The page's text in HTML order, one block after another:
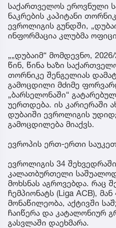
საქართველოს ეროვნული
ნაკრების კაპიტანი
ევროლიგის გუნდში,
ინფორმაცია კლუბმა
„„დუბაიმ“ მომდევნო,
წინ, წინა ხაზი
თორნიკე შენგელიას
გამოცდილი მძიმე
„ბარსელონაში“
უერთდება. ის კარიერაში
დუბაიში ევროლიგის
გამოცდილება მიაქვს.
ევროპის ერთ-ერთი
ევროლიგის 34
კალათბურთელი
მოხსნას აგროვებდა. რაც
ჩემპიონატს (Liga ACB),
მონაწილეობა, აქტივში
ჩაიწერა და კატალონიურ
გასვლაში დაეხმარა.